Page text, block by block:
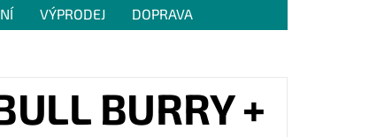
VÝPRODEJ
DOPRAVA
BURRY +